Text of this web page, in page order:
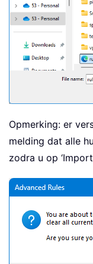
Opmerking: er
melding dat alle
zodra u op